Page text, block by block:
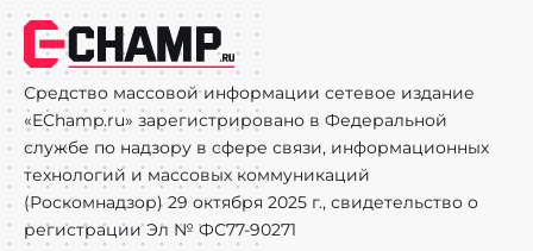
Средство массовой информации сетевое издание
«EChamp.ru» зарегистрировано в Федеральной
службе по надзору в сфере связи, информационных
технологий и массовых коммуникаций
(Роскомнадзор) 29 октября 2025 г., свидетельство о
регистрации Эл № ФС77-90271